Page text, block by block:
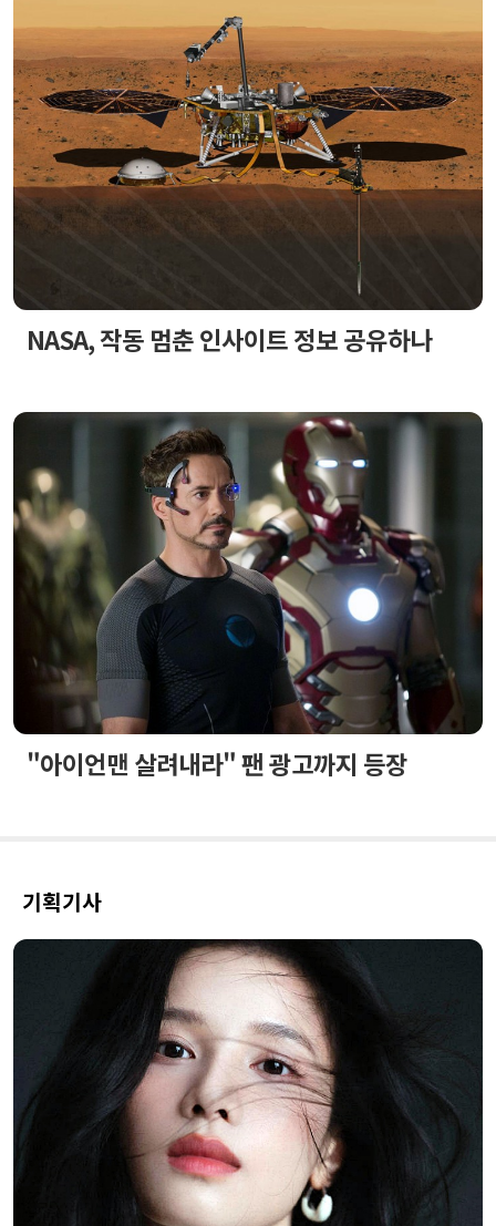
NASA, 작동 멈춘 인사이트 정보 공유하나
"아이언맨 살려내라" 팬 광고까지 등장
기획기사